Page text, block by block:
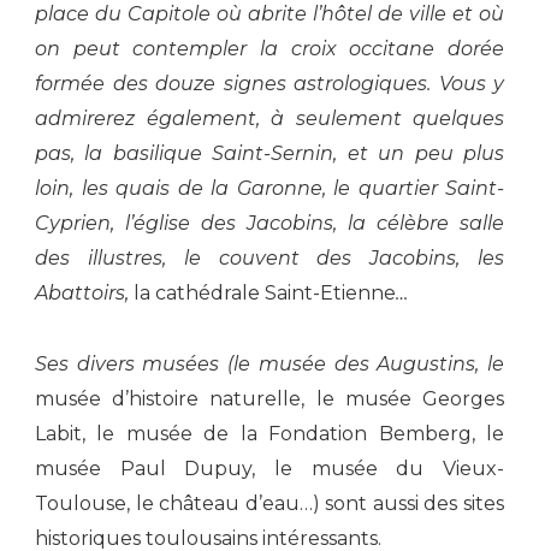
place du Capitole où abrite l’hôtel de ville et où
on peutcontemplerla croix occitane dorée
formée des douze signes astrologiques. Vous y
admirerez également, à seulement quelques
pas, la basilique Saint-Sernin, etun peu plus
loin, les quais de la Garonne, le quartier Saint-
Cyprien, l’église des Jacobins, la célèbre salle
des illustres, le couvent des Jacobins, les
Abattoirs, la cathédrale Saint-Etienne…
Ses divers musées (le musée des Augustins, le
musée d’histoire naturelle, le musée Georges
Labit,
le musée de la Fondation Bemberg, le
musée Paul Dupuy, le musée du Vieux-
Toulouse, le château d’eau…) sont aussi des sites
historiques toulousains intéressants.